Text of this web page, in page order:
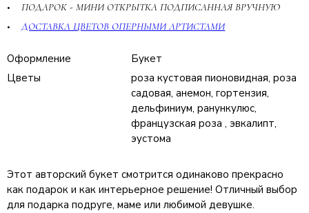
ПОДАРОК - МИНИ ОТКРЫТКА ПОДПИСАННАЯ ВРУЧНУЮ
ДОСТАВКА ЦВЕТОВ ОПЕРНЫМИ АРТИСТАМИ
Оформление
Букет
Цветы
роза кустовая пионовидная, роза
садовая, анемон, гортензия,
дельфиниум, ранункулюс,
французская роза , эвкалипт,
эустома
Этот авторский букет смотрится одинаково прекрасно
как подарок и как интерьерное решение! Отличный выбор
для подарка подруге, маме или любимой девушке.